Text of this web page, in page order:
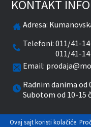
KONTAKT
Adresa:
Telefoni:011/41-
011/41-
Email:
Radnim danima od
Subotom od 10-15
Ovaj sajt koristi kolačiće.